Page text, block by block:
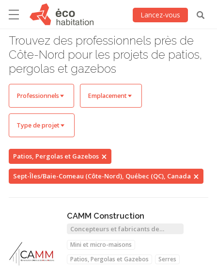
Lancez-vous
Trouvez des professionnels près de
Côte-Nord pour les projets de patios,
pergolas et gazebos
Professionnels Emplacement
Type de projet
Patios, Pergolas et Gazebos
Sept-Îles/Baie-Comeau (Côte-Nord), Québec (QC), Canada
CAMM Construction
Concepteurs et fabricants de
Mini et micro-maisons
Patios, Pergolas et Gazebos
Serres